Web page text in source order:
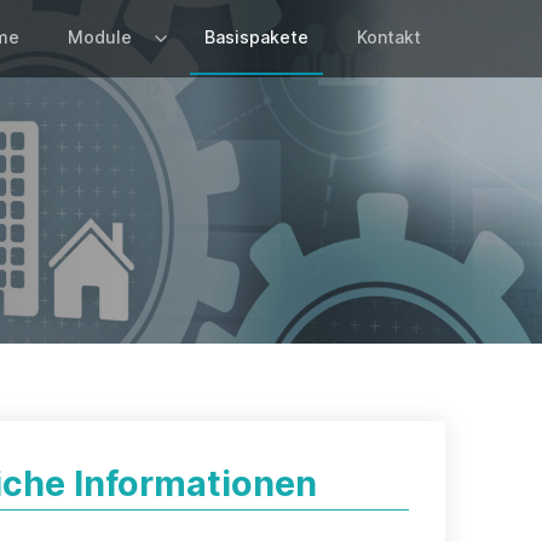
Module Basispakete Kontakt
Informationen